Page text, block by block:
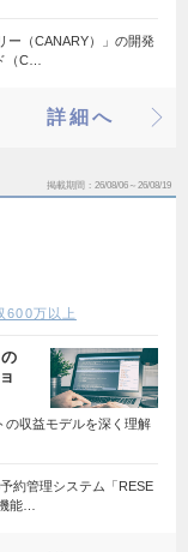
ー（CANARY）」の開発
（C…
詳細へ
掲載期間 26/08/06～26/08/19
600万以上
の収益モデルを深く理解
約管理システム「RESE
能…